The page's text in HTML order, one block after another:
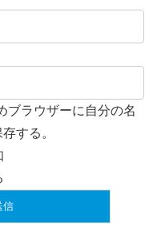
ブラウザーに自分の名
する。